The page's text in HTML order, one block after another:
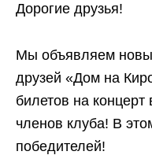
Дорогие друзья!
Мы объявляем
друзей «Дом на
билетов на
членов клуба! В
победителей!